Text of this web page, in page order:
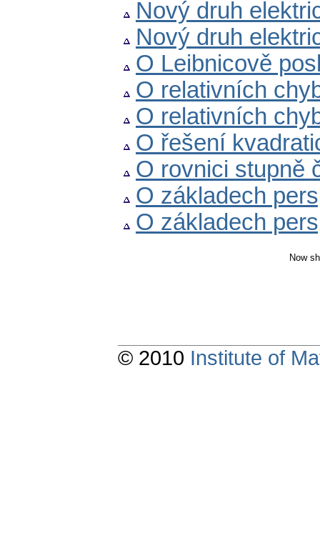
Nový druh
Nový druh
O Leibnicově
O relativních
O relativních
O řešení
O rovnici stupně
O základech
O základech
Now
© 2010 Institute of